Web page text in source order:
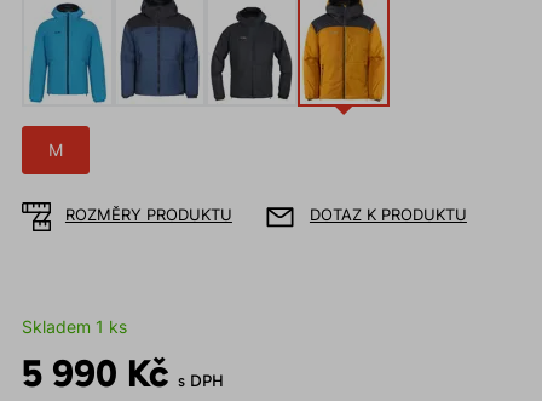
M
ROZMĚRY PRODUKTU DOTAZ K PRODUKTU
Skladem 1 ks
5 990 Kč s DPH